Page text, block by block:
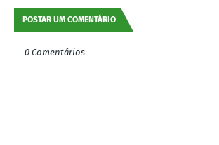
POSTAR UM COMENTÁRIO
0 Comentários